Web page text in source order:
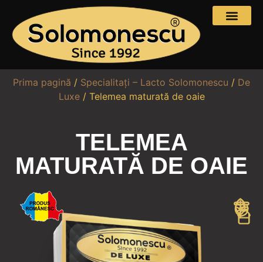
Prima pagină / Specialitați – Lacto Solomonescu / De
Luxe/ Telemea maturată de oaie
TELEMEA
MATURATĂ DE OAIE